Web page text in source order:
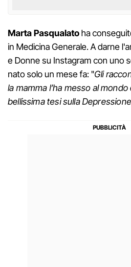
Marta Pasqualato ha
in Medicina Generale. A darne
e Donne su Instagram con uno
nato solo un mese fa: "Gli
la mamma l’ha messo al
bellissima tesi sulla